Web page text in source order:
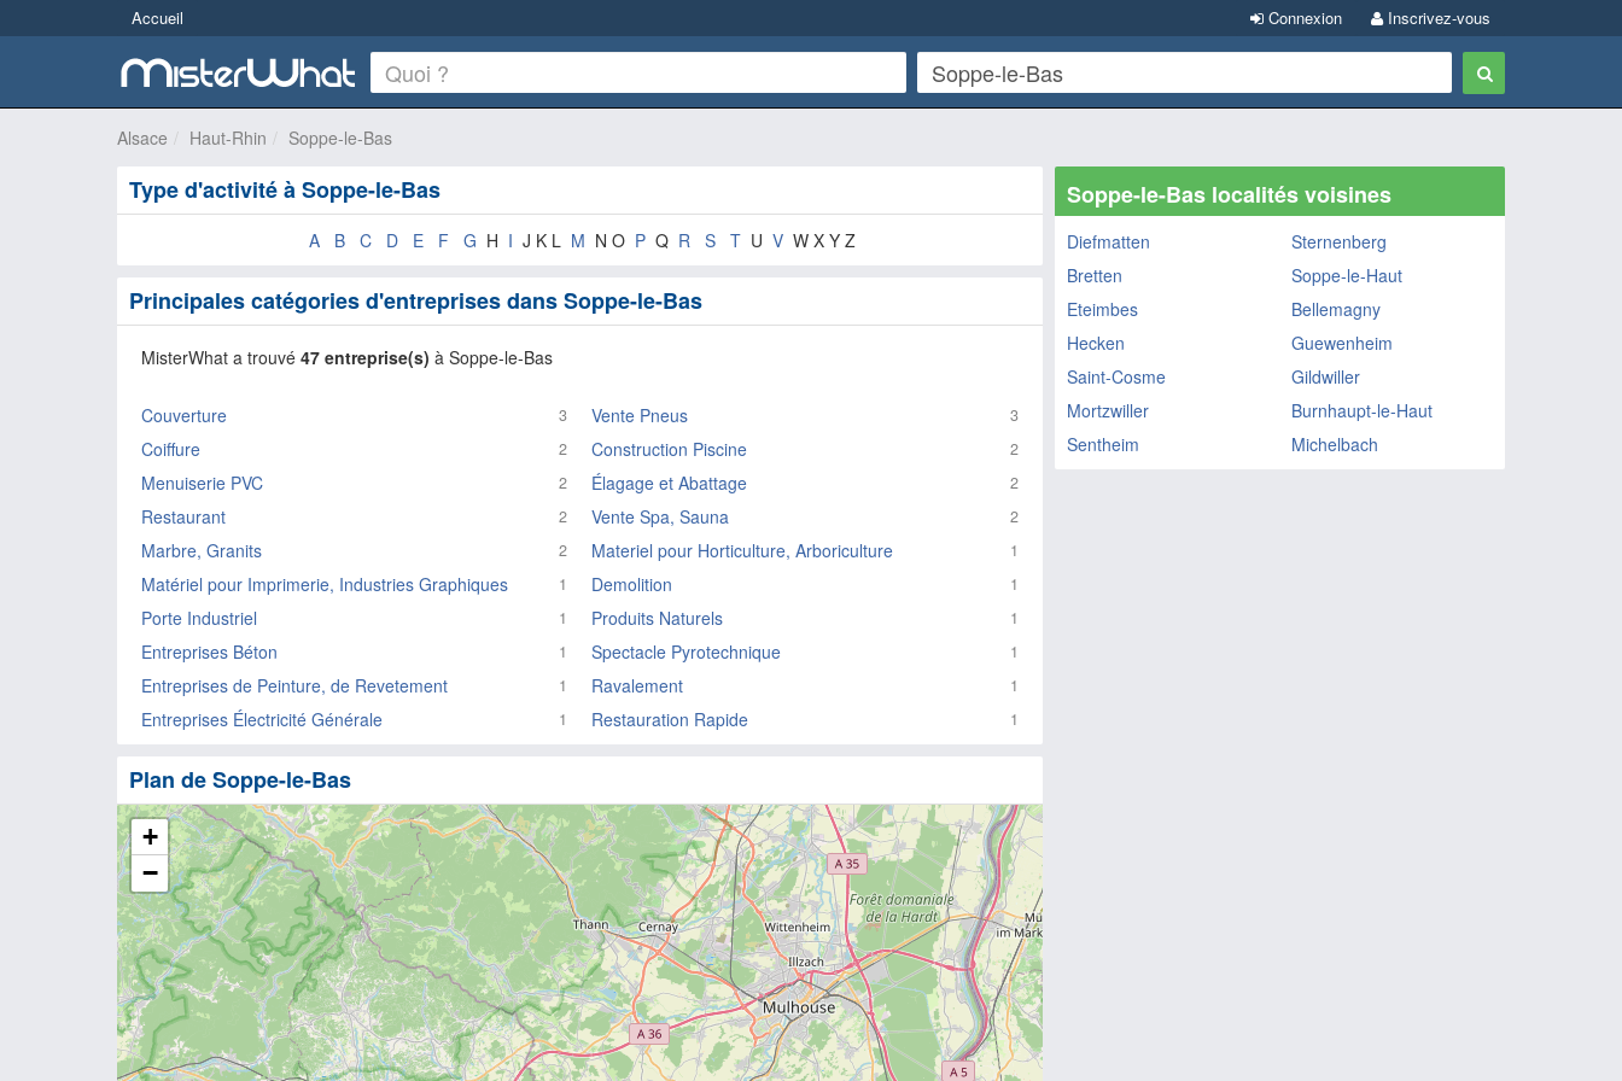
Accueil Inscrivez-vous
Connexion
Alsace Haut-Rhin Soppe-le-Bas
Type d'activité à Soppe-le-Bas
A B C D E F G H I J K L M N O P Q R S T U V W X Y Z
Principales catégories d'entreprises dans Soppe-le-Bas
MisterWhat a trouvé 47 entreprise(s) à Soppe-le-Bas
Couverture 3 Vente Pneus 3
Coiffure 2 Construction Piscine 2
Menuiserie PVC 2 Élagage et Abattage 2
Restaurant 2 Vente Spa, Sauna 2
Marbre, Granits 2 Materiel pour Horticulture, Arboriculture 1
Matériel pour Imprimerie, Industries Graphiques 1 Demolition 1
Porte Industriel 1 Produits Naturels 1
Entreprises Béton 1 Spectacle Pyrotechnique 1
Entreprises de Peinture, de Revetement 1 Ravalement 1
Entreprises Électricité Générale 1 Restauration Rapide 1
Plan de Soppe-le-Bas
+
−
Soppe-le-Bas localités voisines
Diefmatten
Sternenberg
Bretten
Soppe-le-Haut
Eteimbes
Bellemagny
Hecken
Guewenheim
Saint-Cosme
Gildwiller
Mortzwiller
Burnhaupt-le-Haut
Sentheim
Michelbach